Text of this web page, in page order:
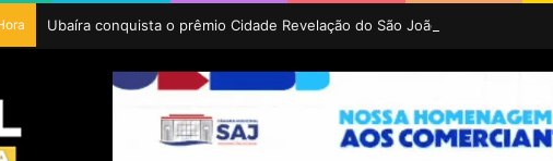
Ubaíra conquista o prêmio Cidade Revelação do São João da Bahia 2026